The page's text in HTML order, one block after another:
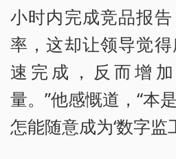
小时内完成竞品报
率，这却让领导觉
速完成，反而增
量。”他感慨道，“本
怎能随意成为‘数字监